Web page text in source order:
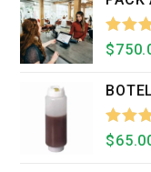
De 5
$
$